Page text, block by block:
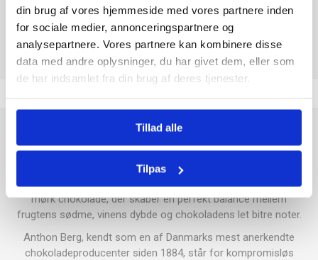
din brug af vores hjemmeside med vores partnere inden
for sociale medier, annonceringspartnere og
analysepartnere. Vores partnere kan kombinere disse
data med andre oplysninger, du har givet dem, eller som
de har indsamlet fra din brug af deres tjenester.
Tillad alle
Tilpas
GELATINE SVIN Nej
Blomme i Madeira, hvor saftige, solmodne blommer er
marineret i den fyldige og aromatiske Madeira-vin. Hver
blomme er omhyggeligt overtrukket med et lag af intens,
mørk chokolade, der skaber en perfekt balance mellem
frugtens sødme, vinens dybde og chokoladens let bitre noter.
Anthon Berg, kendt som en af Danmarks mest anerkendte
chokoladeproducenter siden 1884, står for kompromisløs